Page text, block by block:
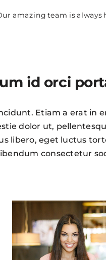
amazing team is always
id orci
Etiam a erat in
dolor ut,
libero, eget luctus
consectetur